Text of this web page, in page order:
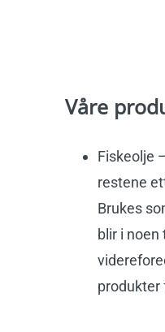
Våre
Fiskeolje
restene
Brukes
blir i noen
produkter